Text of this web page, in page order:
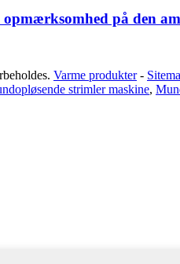
på den
Varme produkter-
strimler maskine,